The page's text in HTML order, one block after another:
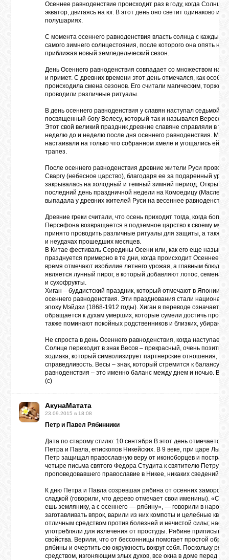
Осеннее равноденствие происходит раз в году, когда Солнце
экватор, двигаясь на юг. В этот день оно светит одинаково и
полушариях.
С момента осеннего равноденствия власть солнца с каждым
самого зимнего солнцестояния, после которого она опять
приближая новый земледельческий сезон.
День Осеннего равноденствия совпадает со множеством
и примет. С древних времени этот день отмечался, как особый
происходила смена сезонов. Его считали магическим,
проводили различные ритуалы.
В день осеннего равноденствия у славян наступал седьмой
посвященный богу Велесу, который так и назывался
Этот свой великий праздник древние славяне справляли в
неделю до и неделю после дня осеннего равноденствия.
настаивали на только что собранном хмеле и угощались ей
трапез.
После осеннего равноденствия древние жители Руси
Сваргу (небесное царство), благодаря ее за подаренный
закрывалась на холодный и темный зимний период.
последний день праздничной недели на Комоедицу
выпадала у древних жителей Руси на весеннее
Древние греки считали, что осень приходит тогда, когда
Персефона возвращается в подземное царство к своему
принято проводить различные ритуалы для защиты, а также
и неудачах прошедших месяцев.
В Китае фестиваль Середины Осени или, как его еще
празднуется примерно в те дни, когда происходит Осеннее
время отмечают изобилие летнего урожая, а главным блюдом
является лунный пирог, в который добавляют лотос, семена
и сухофрукты.
Хиган – буддистский праздник, который отмечают в Японии в
осеннего равноденствия. Эти празднования стали
эпоху Мэйдзи (1868-1912 годы). Хиган в переводе означает
обращается к духам умерших, которые сумели достичь
также поминают покойных родственников и близких, убирают
Не спроста в день Осеннего равноденствия, когда наступает
Солнце переходит в знак Весов – прекрасный, очень
зодиака, который символизирует партнерские отношения,
справедливость. Весы – знак, который стремится к балансу, а
равноденствия – это именно баланс между днем и ночью. Все
(с)
АкунаМатата
23.09.2015 в 18:08
Петр и Павел Рябинники
Дата по старому стилю: 10 сентября В этот день отмечается
Петра и Павла, епископов Никейских. В 9 веке, при царе Льве
Петр защищал православную веру от иконоборцев и
четыре письма святого Федора Студита к святителю Петру. О
проповедовавшего православие в Никее, никаких сведений не
К дню Петра и Павла созревшая рябина от осенних
сладкой (говорили, что дерево отмечает свои именины). «С
ешь землянику, а с осеннего — рябину», — говорили в
заготавливать впрок, варили из них компоты и целебные
отличным средством против болезней и нечистой силы;
употребляли для излечения от простуды. Рябине
свойства. Верили, что от бессонницы помогает простой
рябины и очертить ею окружность вокруг себя. Поскольку
средством, изгоняющим злых духов, все окна в доме перед